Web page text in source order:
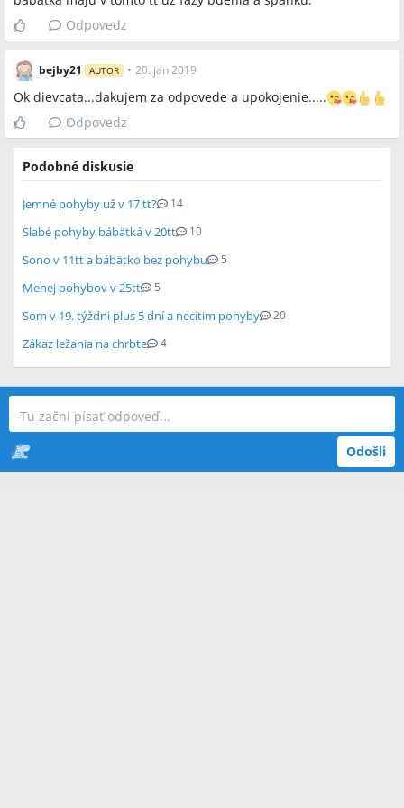
Odpovedz
bejby21 AUTOR • 20. jan 2019
Ok dievcata...dakujem za odpovede a upokojenie.....
Odpovedz
Podobné diskusie
Jemné pohyby už v 17 tt? 14
Slabé pohyby bábätká v 20tt 10
Sono v 11tt a bábätko bez pohybu 5
Menej pohybov v 25tt 5
Som v 19. týždni plus 5 dní a necítim pohyby 20
Zákaz ležania na chrbte 4
Odošli